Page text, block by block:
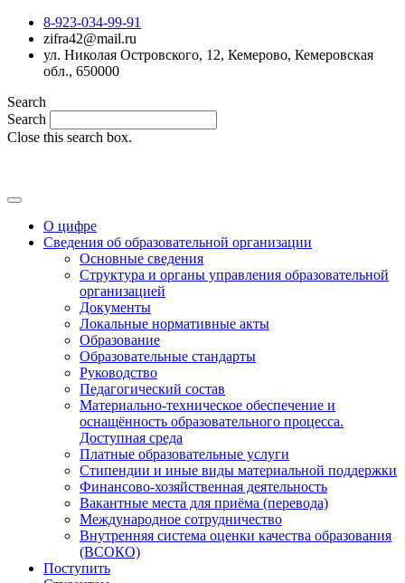
8-923-034-99-91
zifra42@mail.ru
ул. Николая Островского, 12, Кемерово, Кемеровская
обл., 650000
Search
Search
Close this search box.
О цифре
Сведения об образовательной организации
Основные сведения
Структура и органы управления образовательной
организацией
Документы
Локальные нормативные акты
Образование
Образовательные стандарты
Руководство
Педагогический состав
Материально-техническое обеспечение и
оснащённость образовательного процесса.
Доступная среда
Платные образовательные услуги
Стипендии и иные виды материальной поддержки
Финансово-хозяйственная деятельность
Вакантные места для приёма (перевода)
Международное сотрудничество
Внутренняя система оценки качества образования
(ВСОКО)
Поступить